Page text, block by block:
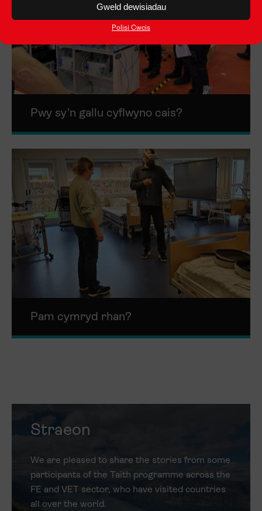
Gweld dewisiadau
Polisi Cwcis
Pwy sy’n gallu cyflwyno cais?
Pam cymryd rhan?
Straeon
We are pleased to share the stories from some
participants of the Taith programme across the
FE and VET sector, who have visited countries
all over the world.